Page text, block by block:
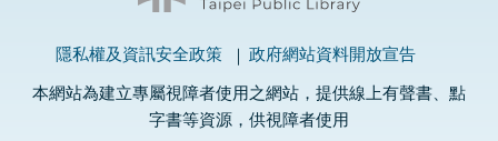
隱私權及資訊安全政策 政府網站資料開放宣告
本網站為建立專屬視障者使用之網站，提供線上有聲書、點
字書等資源，供視障者使用